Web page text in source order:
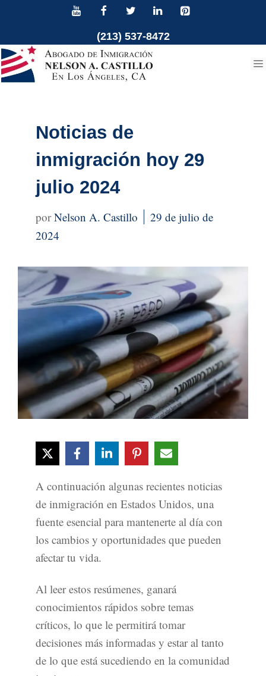
contenido
(213) 537-8472
Noticias de
inmigración hoy 29
julio 2024
Nelson A. Castillo
29 de julio de
2024
A continuación algunas recientes noticias
de inmigración en Estados Unidos, una
fuente esencial para mantenerte al día con
los cambios y oportunidades que pueden
afectar tu vida.
Al leer estos resúmenes, ganará
conocimientos rápidos sobre temas
críticos, lo que le permitirá tomar
decisiones más informadas y estar al tanto
de lo que está sucediendo en la comunidad